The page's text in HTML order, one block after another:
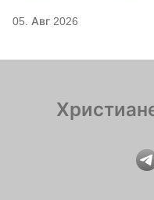
Саровского
05. Авг 2026